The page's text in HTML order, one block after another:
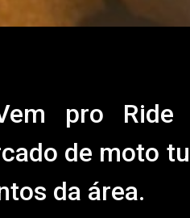
pro Ride
de moto
da área.